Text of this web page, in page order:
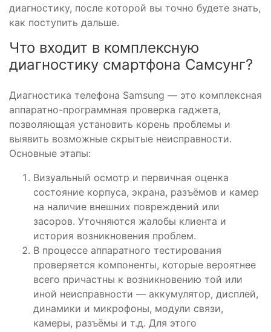
диагностику, после которой вы точно будете знать,
как поступить дальше.
Что входит в комплексную
диагностику смартфона Самсунг?
Диагностика телефона Samsung — это комплексная
аппаратно-программная проверка гаджета,
позволяющая установить корень проблемы и
выявить возможные скрытые неисправности.
Основные этапы:
Визуальный осмотр и первичная оценка
состояние корпуса, экрана, разъёмов и камер
на наличие внешних повреждений или
засоров. Уточняются жалобы клиента и
история возникновения проблем.
В процессе аппаратного тестирования
проверяется компоненты, которые вероятнее
всего причастны к возникновению той или
иной неисправности — аккумулятор, дисплей,
динамики и микрофоны, модули связи,
камеры, разъёмы и т.д. Для этого